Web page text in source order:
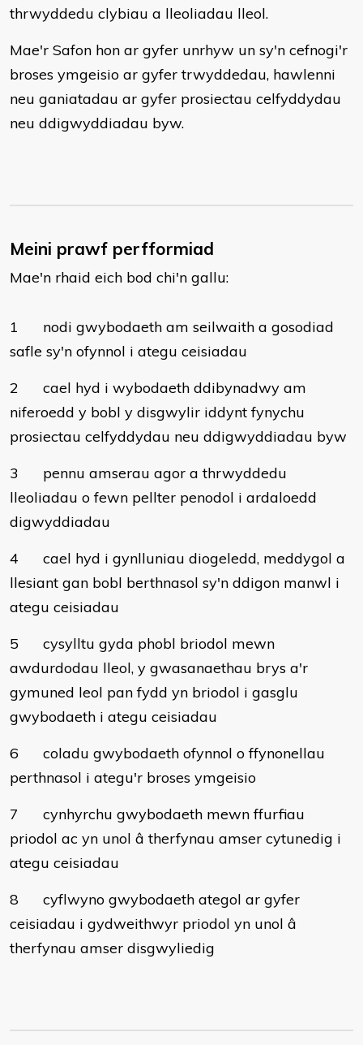
thrwyddedu clybiau a lleoliadau lleol.
Mae'r Safon hon ar gyfer unrhyw un sy'n cefnogi'r
broses ymgeisio ar gyfer trwyddedau, hawlenni
neu ganiatadau ar gyfer prosiectau celfyddydau
neu ddigwyddiadau byw.
Meini prawf perfformiad
Mae'n rhaid eich bod chi'n gallu:
1
nodi gwybodaeth am seilwaith a gosodiad
safle sy'n ofynnol i ategu ceisiadau
2
cael hyd i wybodaeth ddibynadwy am
niferoedd y bobl y disgwylir iddynt fynychu
prosiectau celfyddydau neu ddigwyddiadau byw
3
pennu amserau agor a thrwyddedu
lleoliadau o fewn pellter penodol i ardaloedd
digwyddiadau
4
cael hyd i gynlluniau diogeledd, meddygol a
llesiant gan bobl berthnasol sy'n ddigon manwl i
ategu ceisiadau
5
cysylltu gyda phobl briodol mewn
awdurdodau lleol, y gwasanaethau brys a'r
gymuned leol pan fydd yn briodol i gasglu
gwybodaeth i ategu ceisiadau
6
coladu gwybodaeth ofynnol o ffynonellau
perthnasol i ategu'r broses ymgeisio
7
cynhyrchu gwybodaeth mewn ffurfiau
priodol ac yn unol â therfynau amser cytunedig i
ategu ceisiadau
8
cyflwyno gwybodaeth ategol ar gyfer
ceisiadau i gydweithwyr priodol yn unol â
therfynau amser disgwyliedig